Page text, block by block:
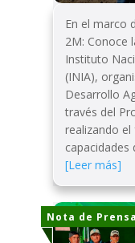
En el marco
2M: Conoce
Instituto
(INIA),
Desarrollo
través del
realizando
capacidades
[Leer más]
Nota de Prensa